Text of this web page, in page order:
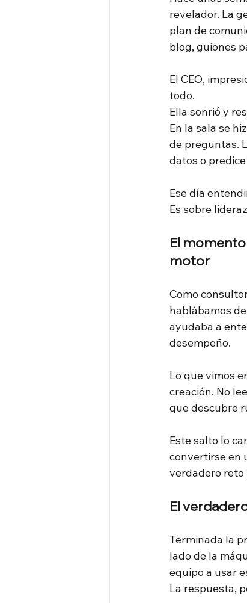
revelador. La
plan de
blog, guiones
El CEO,
todo.
Ella sonrió y
En la sala se
de preguntas.
datos o
Ese día
Es sobre
El momento
motor
Como
hablábamos
ayudaba a
desempeño.
Lo que vimos
creación. No
que descubre
Este salto lo
convertirse en
verdadero reto
El
Terminada la
lado de la
equipo a usar
La respuesta,